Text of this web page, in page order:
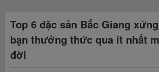
Top 6 đặc sản Bắc Giang
bạn thưởng thức qua ít nhất
đời